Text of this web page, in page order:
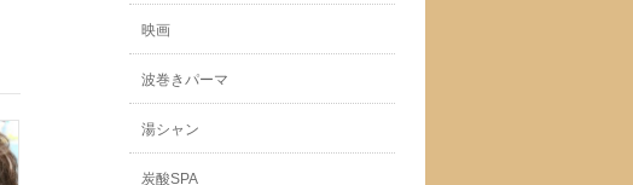
映画
波巻きパーマ
湯シャン
炭酸SPA